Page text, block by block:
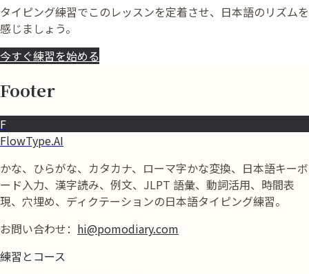
タイピング練習でこのレッスンを定着させ、日本語のリズムを
感じましょう。
今すぐ練習を始める
Footer
F
FlowType.AI
かな、ひらがな、カタカナ、ローマ字かな変換、日本語キーボ
ード入力、漢字読み、例文、JLPT 語彙、動詞活用、時間表
現、穴埋め、ディクテーションの日本語タイピング練習。
お問い合わせ： hi@pomodiary.com
練習とコース